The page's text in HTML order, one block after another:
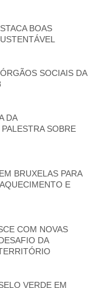
BOAS
SOCIAIS DA
DA
SOBRE
BRUXELAS PARA
E
COM NOVAS
DA
VERDE EM